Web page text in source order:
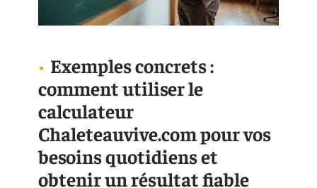
Exemples concrets :
comment utiliser le
calculateur
Chaleteauvive.com pour vos
besoins quotidiens et
obtenir un résultat fiable